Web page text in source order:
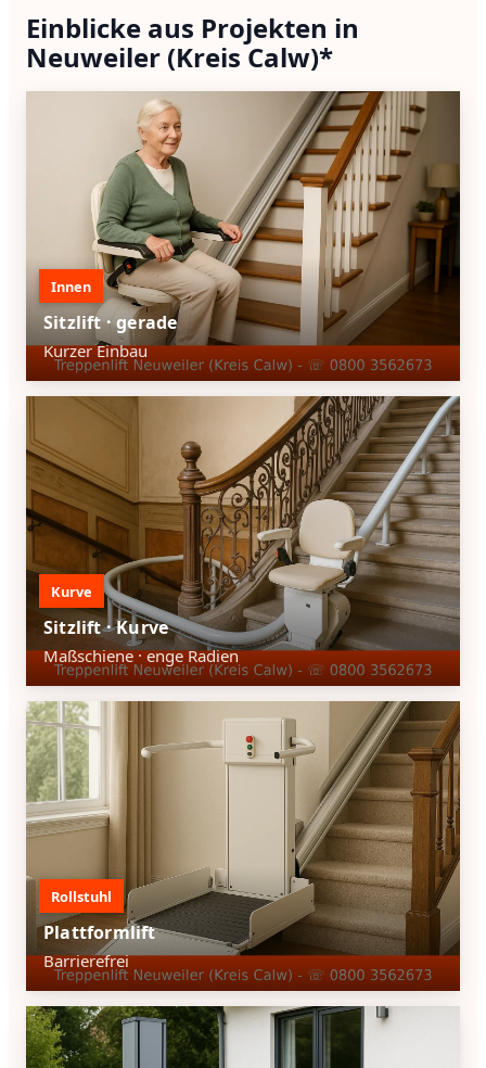
Einblicke aus Projekten in
Neuweiler (Kreis Calw)*
Innen
Sitzlift · gerade
Kurzer Einbau
Kurve
Sitzlift · Kurve
Maßschiene · enge Radien
Rollstuhl
Plattformlift
Barrierefrei